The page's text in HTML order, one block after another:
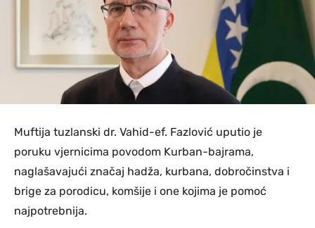
Muftija tuzlanski dr. Vahid-ef. Fazlović uputio je
poruku vjernicima povodom Kurban-bajrama,
naglašavajući značaj hadža, kurbana, dobročinstva i
brige za porodicu, komšije i one kojima je pomoć
najpotrebnija.